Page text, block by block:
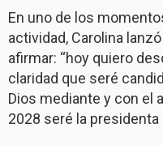
En uno de los
actividad, Carolina
afirmar: “hoy quiero
claridad que seré
Dios mediante y con el
2028 seré la presidenta